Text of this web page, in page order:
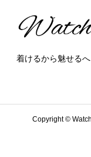
着けるから魅せる
Copyright ©